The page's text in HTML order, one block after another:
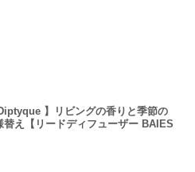
Diptyque 】リビングの香りと季節の
替え【リードディフューザー BAIES